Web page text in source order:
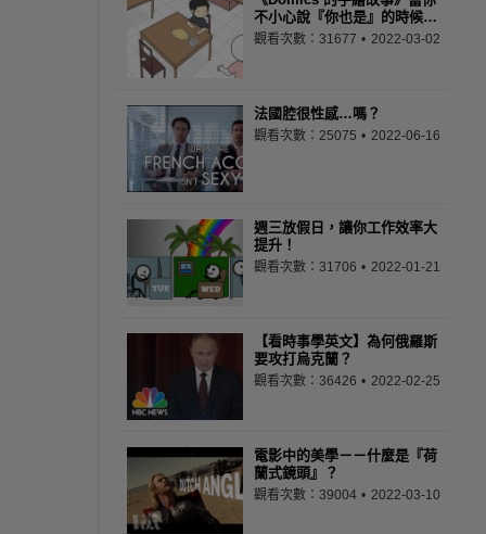
不小心說『你也是』的時候…
觀看次數：31677 2022-03-02
法國腔很性感…嗎？
觀看次數：25075 2022-06-16
週三放假日，讓你工作效率大
提升！
觀看次數：31706 2022-01-21
【看時事學英文】為何俄羅斯
要攻打烏克蘭？
觀看次數：36426 2022-02-25
電影中的美學－－什麼是『荷
蘭式鏡頭』？
觀看次數：39004 2022-03-10